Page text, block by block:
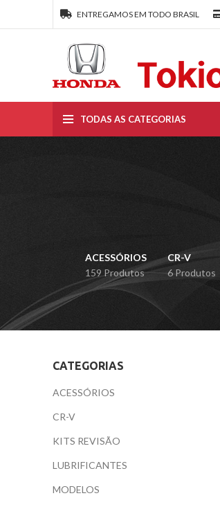
ENTREGAMOS EM TODO BRASIL
TODAS AS CATEGORIAS
ACESSÓRIOS
159 Produtos
CR-V
6 Produtos
CATEGORIAS
ACESSÓRIOS
CR-V
KITS REVISÃO
LUBRIFICANTES
MODELOS